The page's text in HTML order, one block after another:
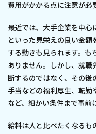
費用がかかる点に注意が必
最近では、大手企業を中心
といった見栄えの良い金額
する動きも見られます。も
ありません。しかし、就
断するのではなく、その後
手当などの福利厚生、転勤
など、細かい条件まで事前
給料は人と比べたくなるも